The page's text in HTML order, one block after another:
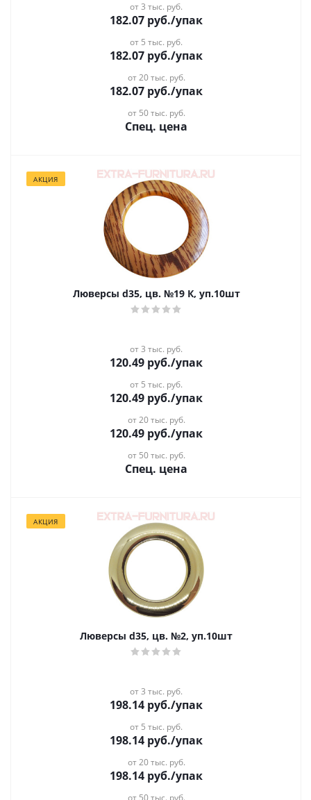
от 3 тыс. руб.
182.07 руб./упак
от 5 тыс. руб.
182.07 руб./упак
от 20 тыс. руб.
182.07 руб./упак
от 50 тыс. руб.
Спец. цена
АКЦИЯ
Люверсы d35, цв. №19 К, уп.10шт
от 3 тыс. руб.
120.49 руб./упак
от 5 тыс. руб.
120.49 руб./упак
от 20 тыс. руб.
120.49 руб./упак
от 50 тыс. руб.
Спец. цена
АКЦИЯ
Люверсы d35, цв. №2, уп.10шт
от 3 тыс. руб.
198.14 руб./упак
от 5 тыс. руб.
198.14 руб./упак
от 20 тыс. руб.
198.14 руб./упак
от 50 тыс. руб.